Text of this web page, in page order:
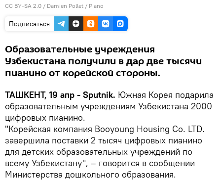
CC BY-SA 2.0 / Damien Pollet / Piano
Подписаться
Образовательные учреждения
Узбекистана получили в дар две тысячи
пианино от корейской стороны.
ТАШКЕНТ, 19 апр - Sputnik. Южная Корея подарила
образовательным учреждениям Узбекистана 2000
цифровых пианино.
"Корейская компания Booyoung Housing Co. LTD.
завершила поставки 2 тысяч цифровых пианино
для детских образовательных учреждений по
всему Узбекистану", – говорится в сообщении
Министерства дошкольного образования.